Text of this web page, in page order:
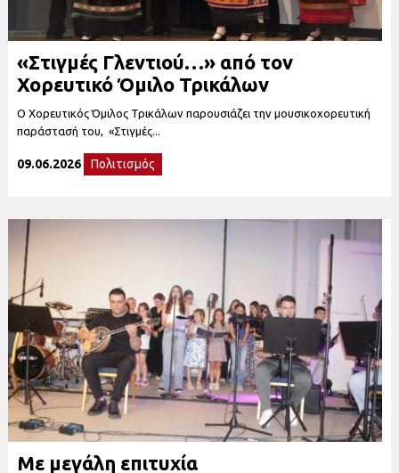
«Στιγμές Γλεντιού…» από τον
Χορευτικό Όμιλο Τρικάλων
Ο Χορευτικός Όμιλος Τρικάλων παρουσιάζει την μουσικοχορευτική
παράστασή του, «Στιγμές...
09.06.2026 Πολιτισμός
Με μεγάλη επιτυχία